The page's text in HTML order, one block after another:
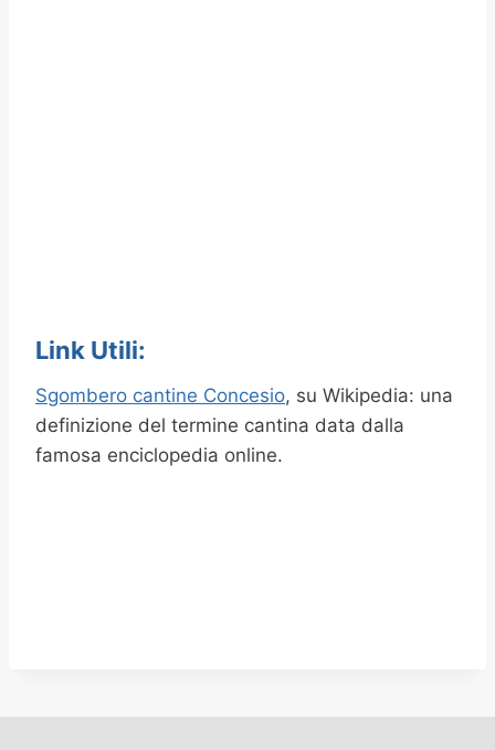
Link Utili:
Sgombero cantine Concesio, su Wikipedia: una
definizione del termine cantina data dalla
famosa enciclopedia online.